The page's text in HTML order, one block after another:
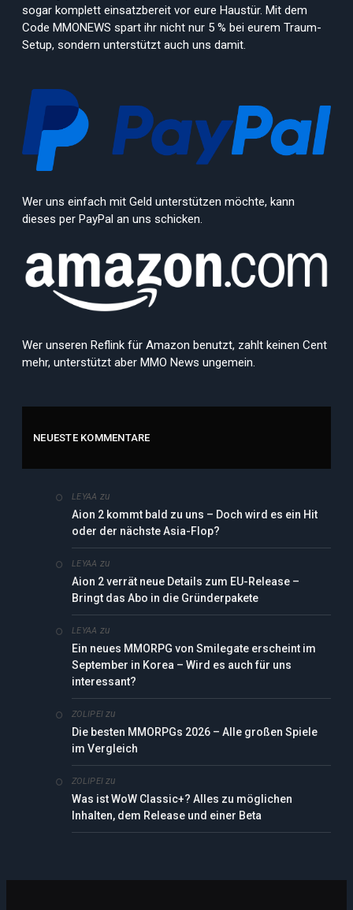
sogar komplett einsatzbereit vor eure Haustür. Mit dem
Code MMONEWS spart ihr nicht nur 5 % bei eurem Traum-
Setup, sondern unterstützt auch uns damit.
Wer uns einfach mit Geld unterstützen möchte, kann
dieses per PayPal an uns schicken.
Wer unseren Reflink für Amazon benutzt, zahlt keinen Cent
mehr, unterstützt aber MMO News ungemein.
NEUESTE KOMMENTARE
LEYAA zu
Aion 2 kommt bald zu uns – Doch wird es ein Hit
oder der nächste Asia-Flop?
LEYAA zu
Aion 2 verrät neue Details zum EU-Release –
Bringt das Abo in die Gründerpakete
LEYAA zu
Ein neues MMORPG von Smilegate erscheint im
September in Korea – Wird es auch für uns
interessant?
ZOLIPEI zu
Die besten MMORPGs 2026 – Alle großen Spiele
im Vergleich
ZOLIPEI zu
Was ist WoW Classic+? Alles zu möglichen
Inhalten, dem Release und einer Beta